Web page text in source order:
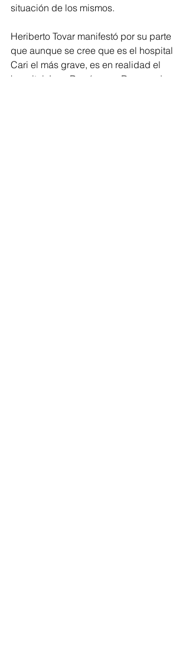
situación de los mismos.
Heriberto Tovar manifestó por su parte
que aunque se cree que es el hospital
Cari el más grave, es en realidad el
hospital Juan Domínguez Romero de